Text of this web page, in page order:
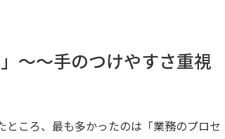
～～手のつけやすさ重視
ころ、最も多かったのは「業務のプロセ